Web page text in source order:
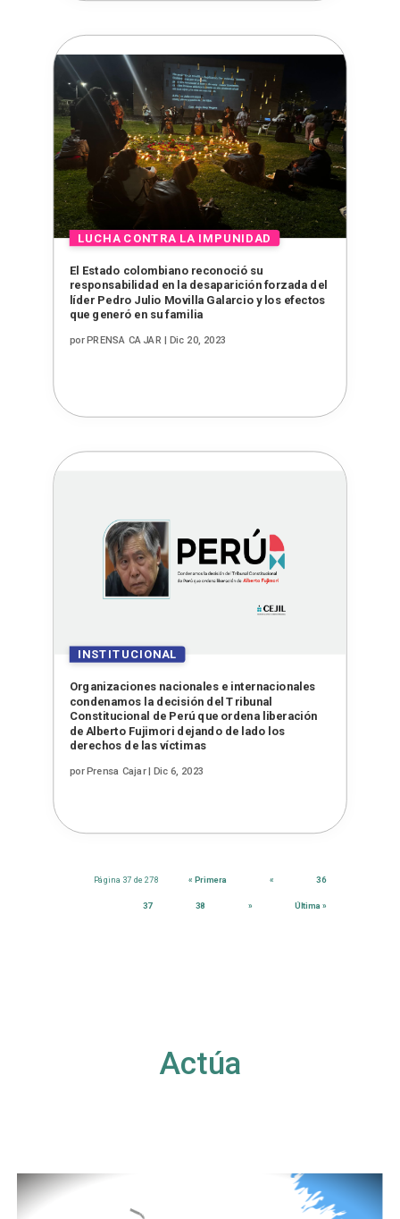
El Estado colombiano reconoció su
responsabilidad en la desaparición forzada del
líder Pedro Julio Movilla Galarcio y los efectos
que generó en su familia
porPRENSA CAJAR | Dic 20, 2023
Organizaciones nacionales e internacionales
condenamos la decisión del Tribunal
Constitucional de Perú que ordena liberación
de Alberto Fujimori dejando de lado los
derechos de las víctimas
porPrensa Cajar| Dic 6, 2023
Página 37 de 278 « Primera « 36
37 38 » Última »
Actúa